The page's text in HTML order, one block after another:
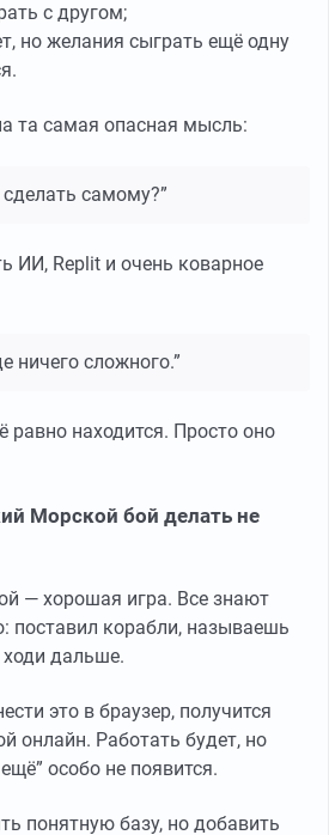
с другом;
но желания сыграть ещё одну
та самая опасная мысль:
самому?”
ИИ, Replit и очень коварное
ничего сложного.”
равно находится. Просто оно
Морской бой делать не
— хорошая игра. Все знают
поставил корабли, называешь
дальше.
это в браузер, получится
онлайн. Работать будет, но
особо не появится.
понятную базу, но добавить